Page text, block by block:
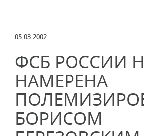
05.03.2002
ФСБ РОССИИ
НАМЕРЕНА
БОРИСОМ